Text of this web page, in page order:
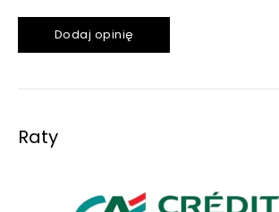
Dodaj opinię
Raty